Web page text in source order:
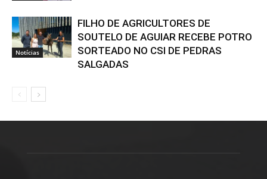
Notícias
FILHO DE AGRICULTORES DE
SOUTELO DE AGUIAR RECEBE POTRO
SORTEADO NO CSI DE PEDRAS
SALGADAS